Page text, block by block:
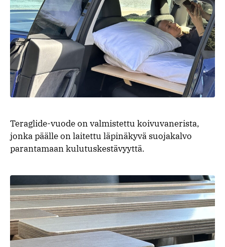
Teraglide-vuode on valmistettu koivuvanerista,
jonka päälle on laitettu läpinäkyvä suojakalvo
parantamaan kulutuskestävyyttä.